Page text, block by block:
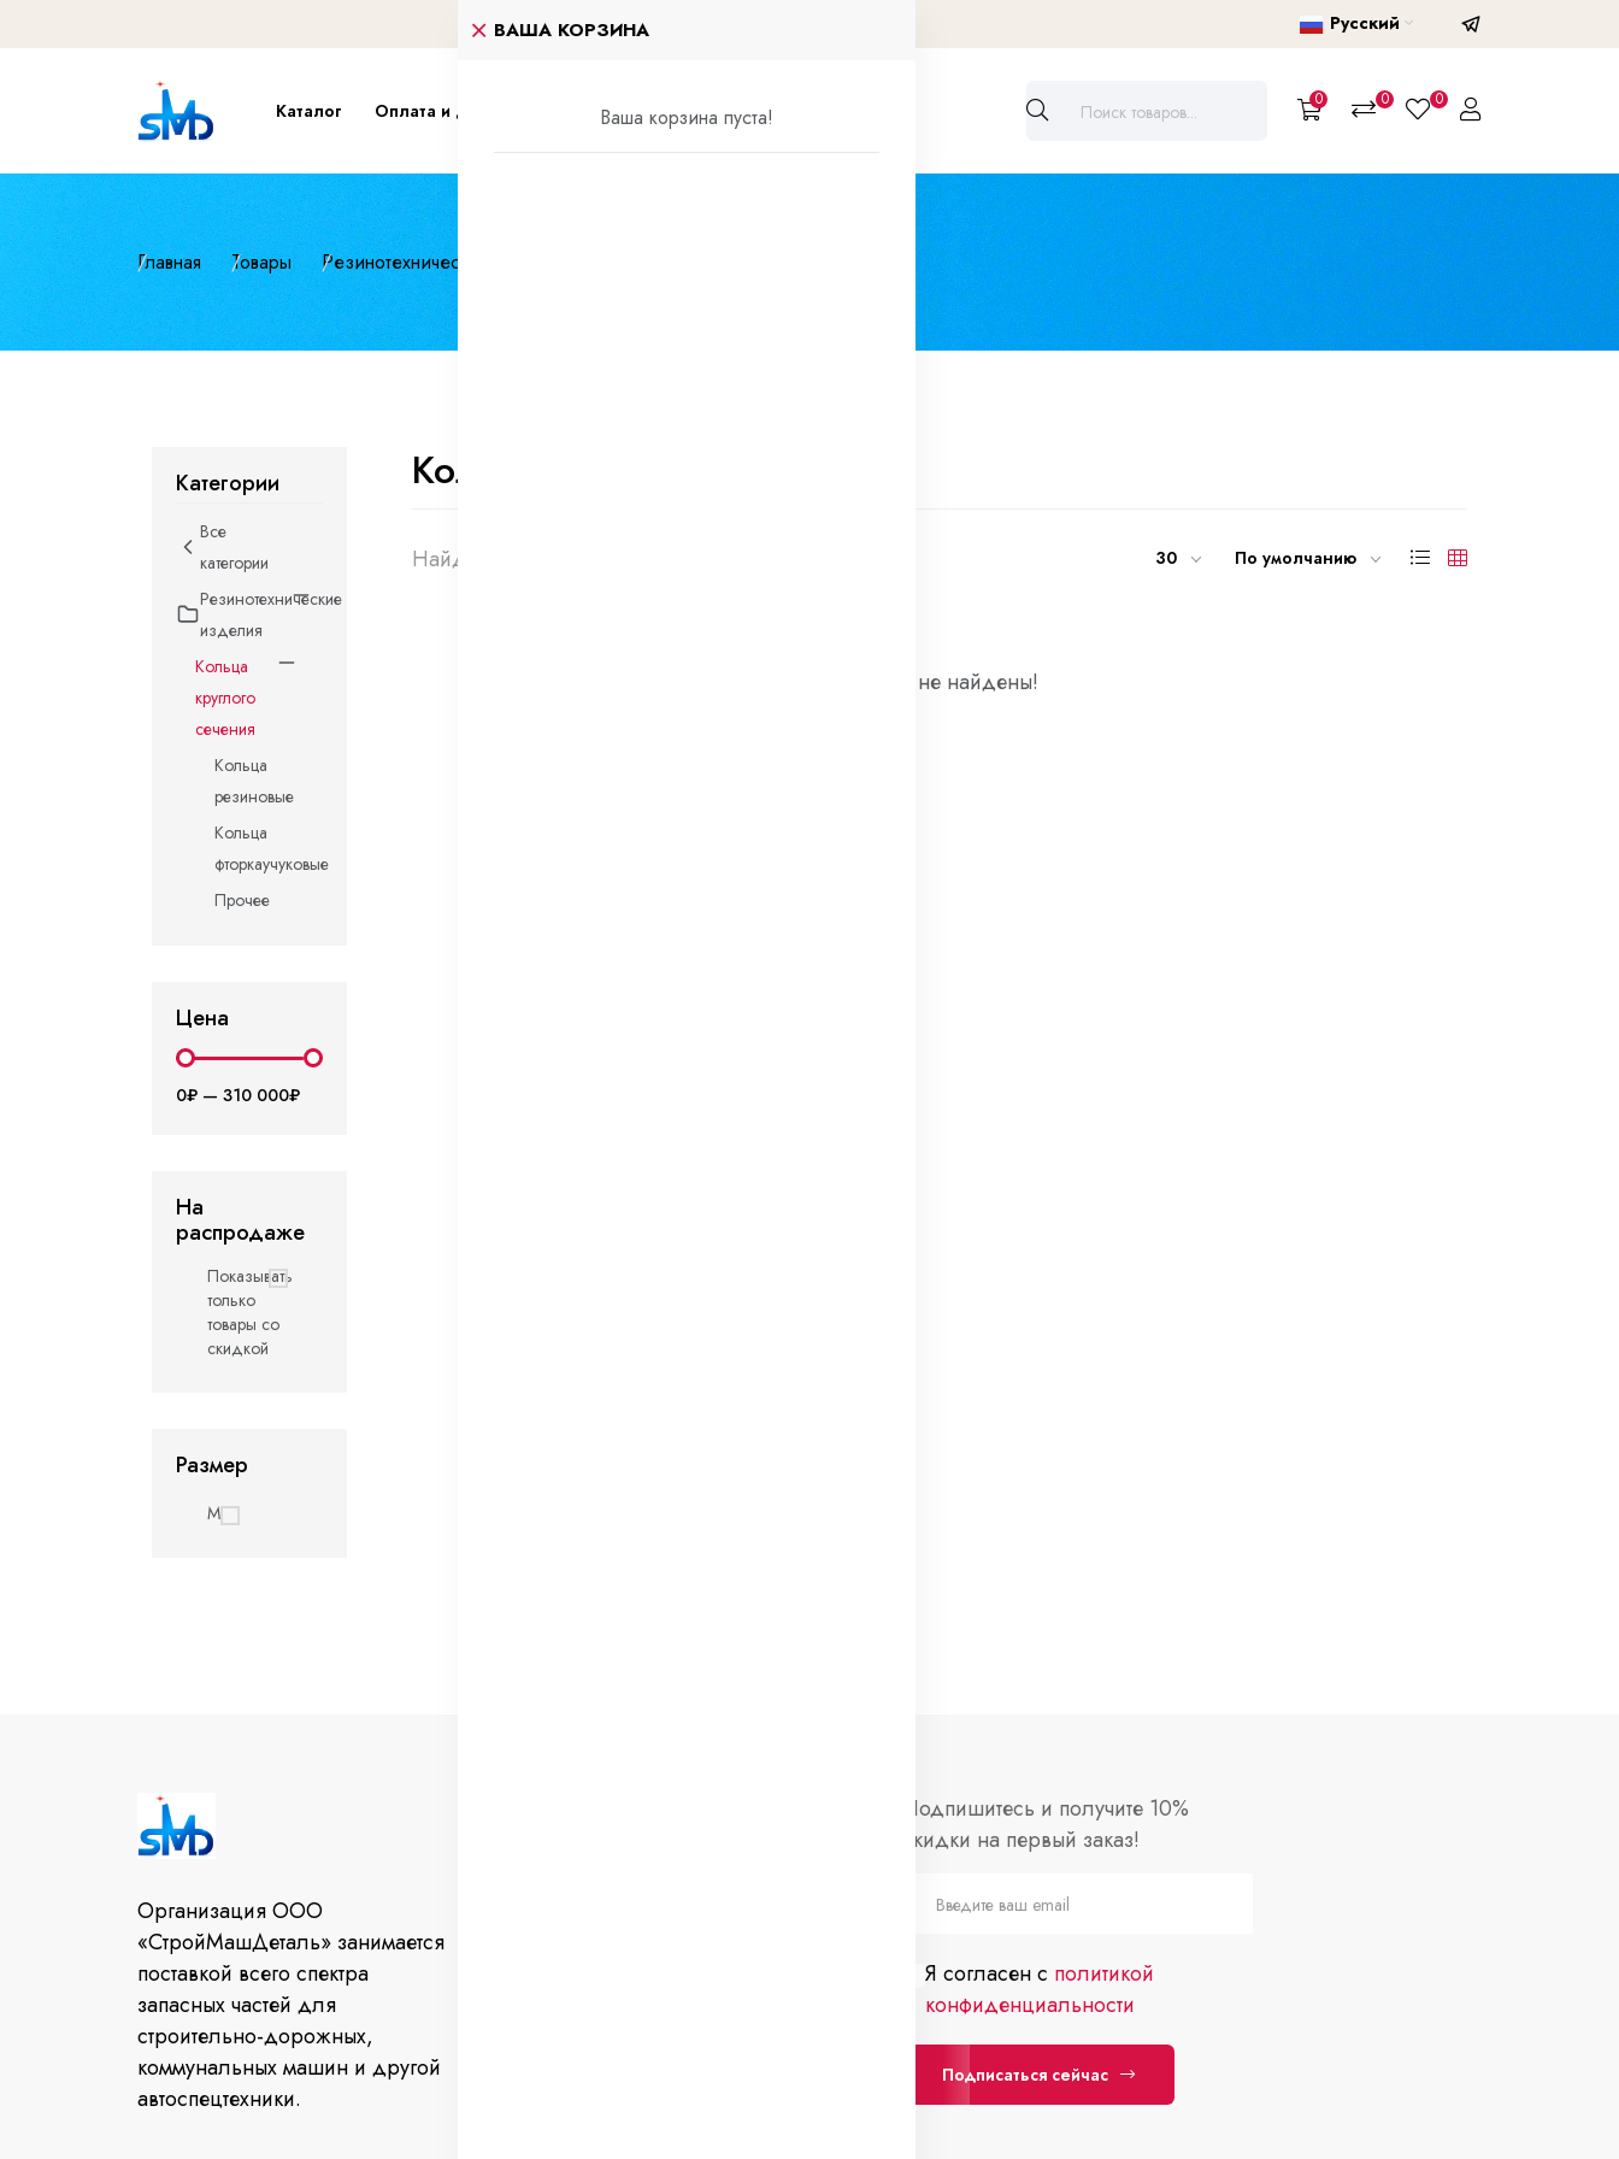
Русский
Каталог Оплата и доставка Работа по договорам 0 0 0
ВАША КОРЗИНА
Ваша корзина пуста!
Главная Товары Резинотехнические изделия
Категории
Все
категории
Резинотехнические
изделия
Кольца
круглого
сечения
Кольца
резиновые
Кольца
фторкаучуковые
Прочее
Цена
0₽ — 310 000₽
На
распродаже
Показывать
только
товары со
скидкой
Размер
M
Кольца круглого сечения
Найдено 0 товаров 30 По умолчанию
Товары не найдены!
Организация ООО
«СтройМашДеталь» занимается
поставкой всего спектра
запасных частей для
строительно-дорожных,
коммунальных машин и другой
автоспецтехники.
Подпишитесь и получите 10%
скидки на первый заказ!
Я согласен с политикой
конфиденциальности
Подписаться сейчас